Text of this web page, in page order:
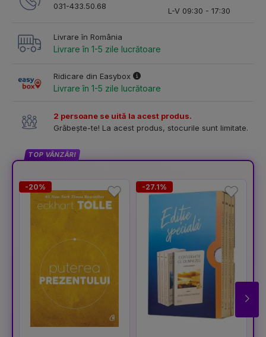
031-433.50.68
L-V 09:30 - 17:30
Livrare în România
Livrare în 1-5 zile lucrătoare
Ridicare din Easybox
Livrare în 1-5 zile lucrătoare
2 persoane se uită la acest produs.
Grăbește-te! La acest produs, stocurile sunt limitate.
TOP VÂNZĂRI
-20% -27.1%